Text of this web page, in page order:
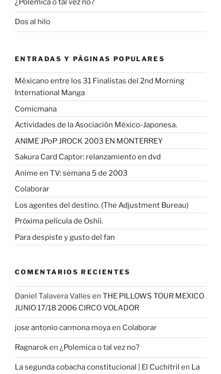
¿Polemica o tal vez no?
Dos al hilo
ENTRADAS Y PÁGINAS POPULARES
Méxicano entre los 31 Finalistas del 2nd Morning
International Manga
Comicmana
Actividades de la Asociación México-Japonesa.
ANIME JPoP JROCK 2003 EN MONTERREY
Sakura Card Captor: relanzamiento en dvd
Anime en TV: semana 5 de 2003
Colaborar
Los agentes del destino. (The Adjustment Bureau)
Próxima película de Oshii.
Para despiste y gusto del fan
COMENTARIOS RECIENTES
Daniel Talavera Valles en THE PILLOWS TOUR MEXICO
JUNIO 17/18 2006 CIRCO VOLADOR
jose antonio carmona moyaen Colaborar
Ragnaroken ¿Polemica o tal vez no?
La segunda cobacha constitucional | El Cuchitril en La